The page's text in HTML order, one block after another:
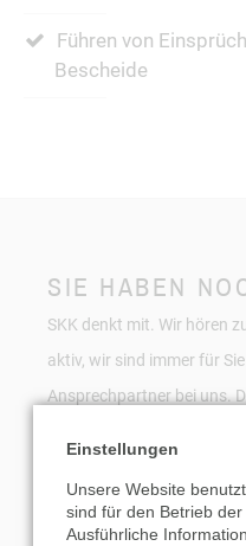
Führen von
Bescheide
SIE HABEN
SKK denkt mit. Wir hören
aktiv, wir sind immer für
Ansprechpartner bei uns.
0 52 1 / 91 10 70
Einstellungen
Unsere Website
sind für den Betrieb
Ausführliche